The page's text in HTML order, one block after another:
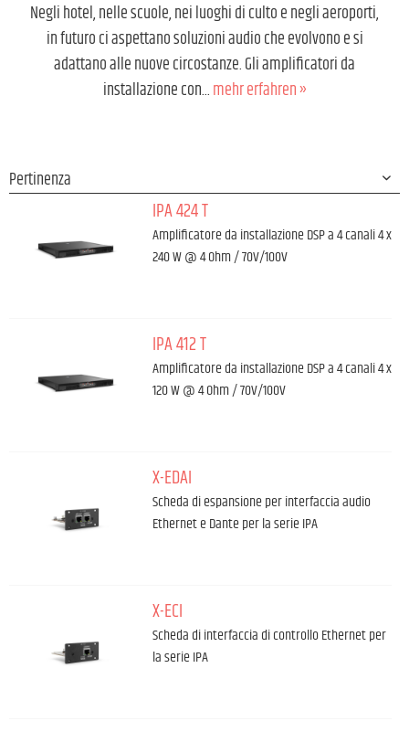
Negli hotel, nelle scuole, nei luoghi di culto e negli aeroporti,
in futuro ci aspettano soluzioni audio che evolvono e si
adattano alle nuove circostanze. Gli amplificatori da
installazione con...mehr erfahren »
IPA 424 T
Amplificatore da installazione DSP a 4 canali 4 x
240 W @ 4 Ohm / 70V/100V
IPA 412 T
Amplificatore da installazione DSP a 4 canali 4 x
120 W @ 4 Ohm / 70V/100V
X-EDAI
Scheda di espansione per interfaccia audio
Ethernet e Dante per la serie IPA
X-ECI
Scheda di interfaccia di controllo Ethernet per
la serie IPA